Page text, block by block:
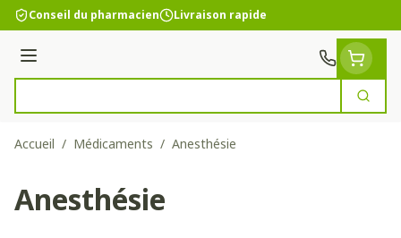
Aller au contenu
Conseil du pharmacien Livraison rapide
Menu
Accueil / Médicaments / Anesthésie
Anesthésie